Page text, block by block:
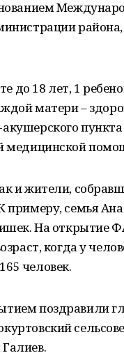
до 18 лет, 1
матери –
медицинской
и жители,
примеру, семья
На открытие
когда у
человек.
поздравили